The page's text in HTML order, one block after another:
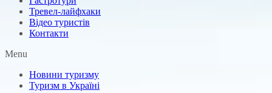
Тревел-лайфхаки
Відео туристів
Контакти
Menu
Новини туризму
Туризм в Україні